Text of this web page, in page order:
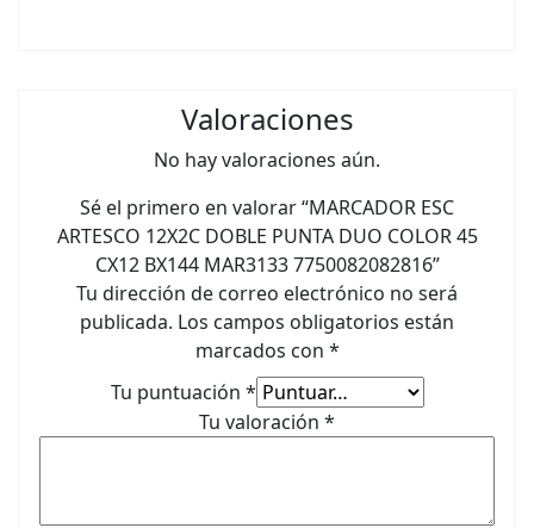
Valoraciones
No hay valoraciones aún.
Sé el primero en valorar “MARCADOR ESC
ARTESCO 12X2C DOBLE PUNTA DUO COLOR 45
CX12 BX144 MAR3133 7750082082816”
Tu dirección de correo electrónico no será
publicada. Los campos obligatorios están
marcados con *
Tu puntuación *
Tu valoración *